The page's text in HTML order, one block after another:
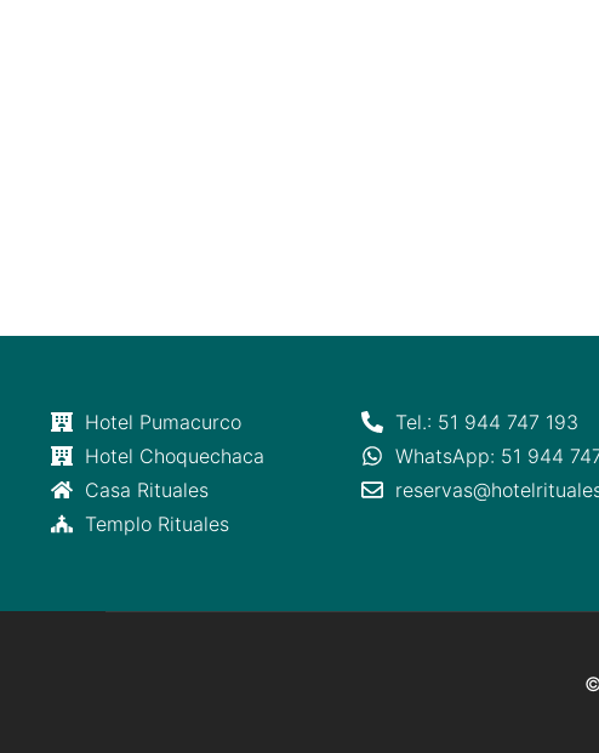
Hotel Pumacurco
Hotel Choquechaca
Casa Rituales
Templo Rituales
Tel.: 51 944 747 193
WhatsApp: 51 944